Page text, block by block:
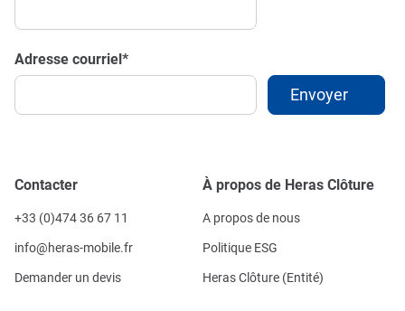
Adresse courriel*
Contacter
+33 (0)474 36 67 11
info@heras-mobile.fr
Demander un devis
À propos de Heras Clôture
A propos de nous
Politique ESG
Heras Clôture (Entité)